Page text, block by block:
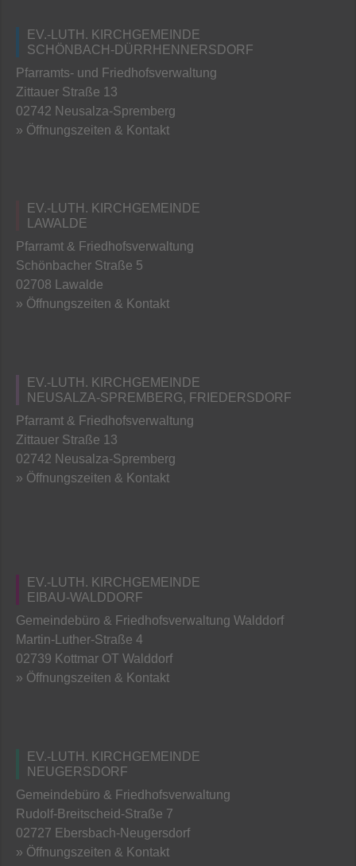
EV.-LUTH. KIRCHGEMEINDE
SCHÖNBACH-DÜRRHENNERSDORF
Pfarramts- und Friedhofsverwaltung
Zittauer Straße 13
02742 Neusalza-Spremberg
» Öffnungszeiten & Kontakt
EV.-LUTH. KIRCHGEMEINDE
LAWALDE
Pfarramt & Friedhofsverwaltung
Schönbacher Straße 5
02708 Lawalde
» Öffnungszeiten & Kontakt
EV.-LUTH. KIRCHGEMEINDE
NEUSALZA-SPREMBERG, FRIEDERSDORF
Pfarramt & Friedhofsverwaltung
Zittauer Straße 13
02742 Neusalza-Spremberg
» Öffnungszeiten & Kontakt
EV.-LUTH. KIRCHGEMEINDE
EIBAU-WALDDORF
Gemeindebüro & Friedhofsverwaltung Walddorf
Martin-Luther-Straße 4
02739 Kottmar OT Walddorf
» Öffnungszeiten & Kontakt
EV.-LUTH. KIRCHGEMEINDE
NEUGERSDORF
Gemeindebüro & Friedhofsverwaltung
Rudolf-Breitscheid-Straße 7
02727 Ebersbach-Neugersdorf
» Öffnungszeiten & Kontakt